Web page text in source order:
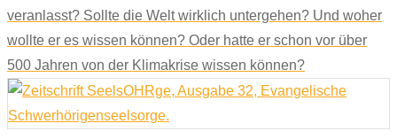
veranlasst? Sollte die Welt wirklich untergehen? Und woher
wollte er es wissen können? Oder hatte er schon vor über
500 Jahren von der Klimakrise wissen können?